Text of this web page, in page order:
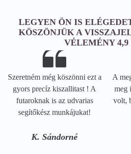
LEGYEN ÖN IS
KÖSZÖNJÜK A
VÉLEMÉNY 4,9
Szeretném még köszönni ezt a
gyors precíz kiszallitast ! A
futaroknak is az udvarias
segítőkész munkájukat!
K. Sándorné
A
meg
volt,